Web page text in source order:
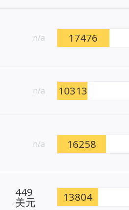
n/a 17476
n/a 10313
n/a 16258
449
美元 13804